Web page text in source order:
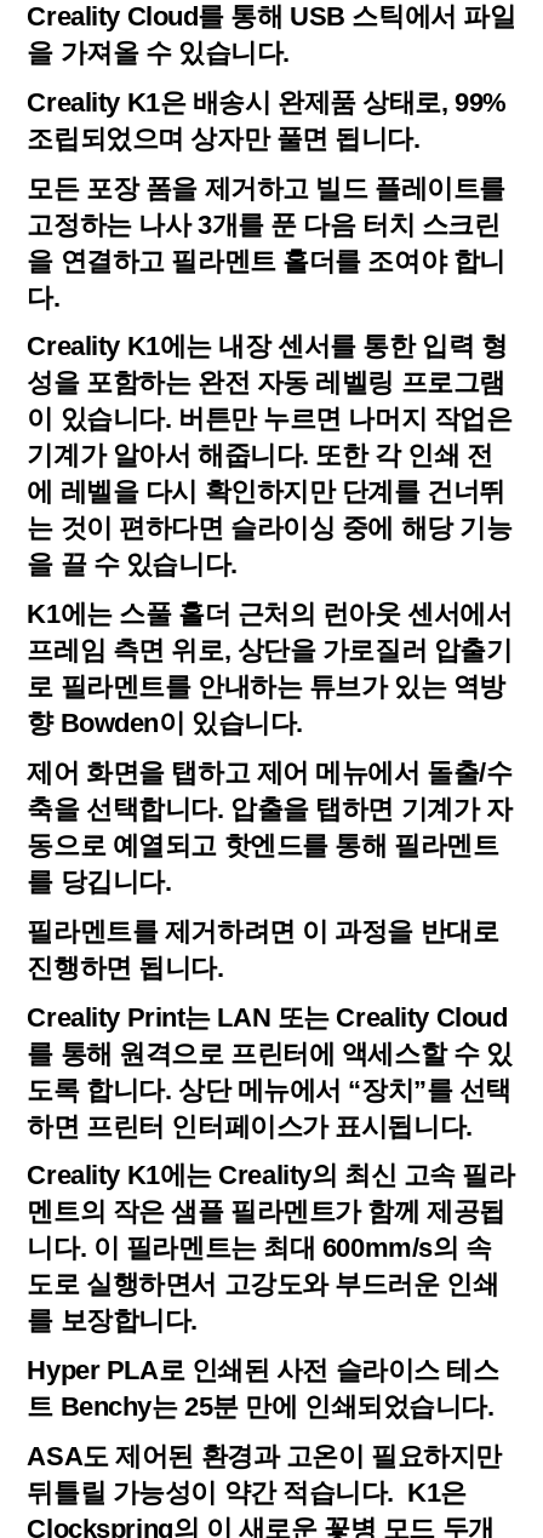
Creality Cloud를 통해 USB 스틱에서 파일
을 가져올 수 있습니다.
Creality K1은 배송시 완제품 상태로, 99%
조립되었으며 상자만 풀면 됩니다.
모든 포장 폼을 제거하고 빌드 플레이트를
고정하는 나사 3개를 푼 다음 터치 스크린
을 연결하고 필라멘트 홀더를 조여야 합니
다.
Creality K1에는 내장 센서를 통한 입력 형
성을 포함하는 완전 자동 레벨링 프로그램
이 있습니다. 버튼만 누르면 나머지 작업은
기계가 알아서 해줍니다. 또한 각 인쇄 전
에 레벨을 다시 확인하지만 단계를 건너뛰
는 것이 편하다면 슬라이싱 중에 해당 기능
을 끌 수 있습니다.
K1에는 스풀 홀더 근처의 런아웃 센서에서
프레임 측면 위로, 상단을 가로질러 압출기
로 필라멘트를 안내하는 튜브가 있는 역방
향 Bowden이 있습니다.
제어 화면을 탭하고 제어 메뉴에서 돌출/수
축을 선택합니다. 압출을 탭하면 기계가 자
동으로 예열되고 핫엔드를 통해 필라멘트
를 당깁니다.
필라멘트를 제거하려면 이 과정을 반대로
진행하면 됩니다.
Creality Print는 LAN 또는 Creality Cloud
를 통해 원격으로 프린터에 액세스할 수 있
도록 합니다. 상단 메뉴에서 “장치”를 선택
하면 프린터 인터페이스가 표시됩니다.
Creality K1에는 Creality의 최신 고속 필라
멘트의 작은 샘플 필라멘트가 함께 제공됩
니다. 이 필라멘트는 최대 600mm/s의 속
도로 실행하면서 고강도와 부드러운 인쇄
를 보장합니다.
Hyper PLA로 인쇄된 사전 슬라이스 테스
트 Benchy는 25분 만에 인쇄되었습니다.
ASA도 제어된 환경과 고온이 필요하지만
뒤틀릴 가능성이 약간 적습니다. K1은
Clockspring의 이 새로운 꽃병 모드 두개